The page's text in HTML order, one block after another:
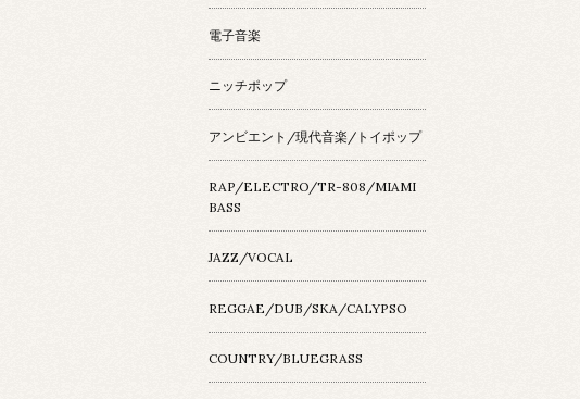
電子音楽
ニッチポップ
アンビエント/現代音楽/トイポップ
RAP/ELECTRO/TR-808/MIAMI
BASS
JAZZ/VOCAL
REGGAE/DUB/SKA/CALYPSO
COUNTRY/BLUEGRASS